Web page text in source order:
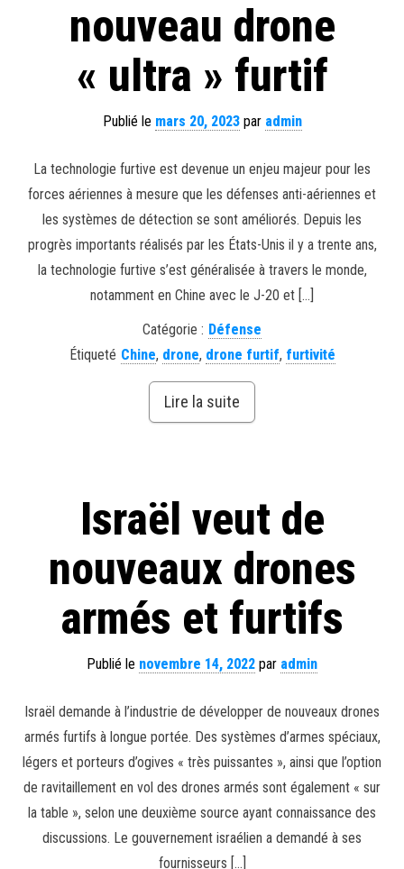
nouveau drone
« ultra » furtif
Publié le mars 20, 2023par admin
La technologie furtive est devenue un enjeu majeur pour les
forces aériennes à mesure que les défenses anti-aériennes et
les systèmes de détection se sont améliorés. Depuis les
progrès importants réalisés par les États-Unis il y a trente ans,
la technologie furtive s’est généralisée à travers le monde,
notamment en Chine avec le J-20 et […]
Catégorie : Défense
Étiqueté Chine, drone, drone furtif, furtivité
Lire la suite
Israël veut de
nouveaux drones
armés et furtifs
Publié le novembre 14, 2022 par admin
Israël demande à l’industrie de développer de nouveaux drones
armés furtifs à longue portée. Des systèmes d’armes spéciaux,
légers et porteurs d’ogives « très puissantes », ainsi que l’option
de ravitaillement en vol des drones armés sont également « sur
la table », selon une deuxième source ayant connaissance des
discussions. Le gouvernement israélien a demandé à ses
fournisseurs […]